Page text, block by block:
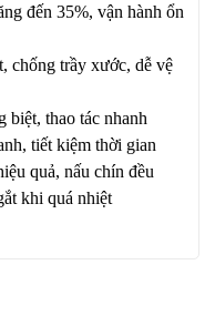
đến 35%, vận hành ổn
chống trầy xước, dễ vệ
biệt, thao tác nhanh
tiết kiệm thời gian
quả, nấu chín đều
khi quá nhiệt